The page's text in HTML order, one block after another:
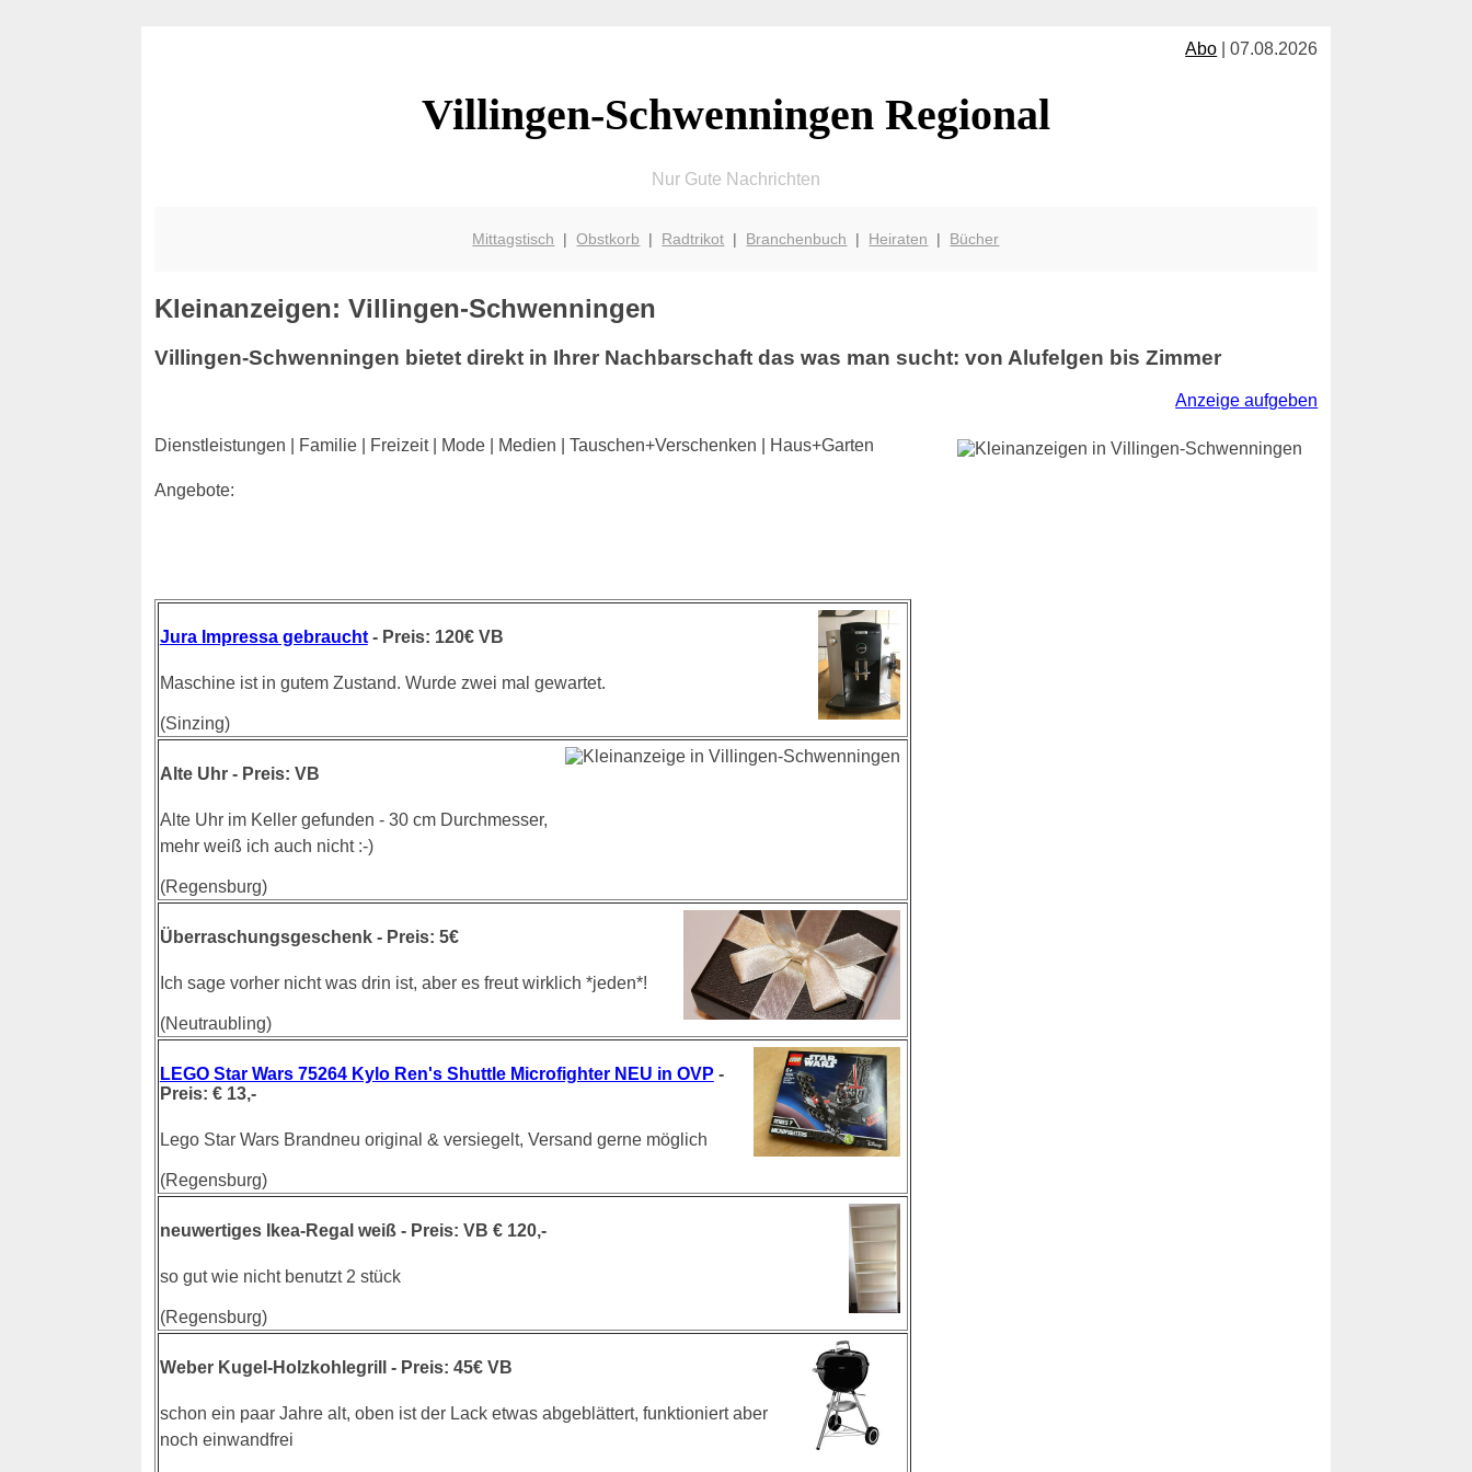
Abo | 07.08.2026
Villingen-Schwenningen Regional
Nur Gute Nachrichten
Mittagstisch |Obstkorb | Radtrikot | Branchenbuch | Heiraten | Bücher
Kleinanzeigen: Villingen-Schwenningen
Villingen-Schwenningen bietet direkt in Ihrer Nachbarschaft das was man sucht: von Alufelgen bis Zimmer
Anzeige aufgeben
Dienstleistungen | Familie | Freizeit | Mode | Medien | Tauschen+Verschenken | Haus+Garten
Angebote:
Jura Impressa gebraucht- Preis: 120€ VB
Maschine ist in gutem Zustand. Wurde zwei mal gewartet.
(Sinzing)
Alte Uhr - Preis: VB
Alte Uhr im Keller gefunden - 30 cm Durchmesser,
mehr weiß ich auch nicht :-)
(Regensburg)
Überraschungsgeschenk - Preis: 5€
Ich sage vorher nicht was drin ist, aber es freut wirklich *jeden*!
(Neutraubling)
LEGO Star Wars 75264 Kylo Ren's Shuttle Microfighter NEU in OVP -
Preis: € 13,-
Lego Star Wars Brandneu original & versiegelt, Versand gerne möglich
(Regensburg)
neuwertiges Ikea-Regal weiß - Preis: VB € 120,-
so gut wie nicht benutzt 2 stück
(Regensburg)
Weber Kugel-Holzkohlegrill - Preis: 45€ VB
schon ein paar Jahre alt, oben ist der Lack etwas abgeblättert, funktioniert aber
noch einwandfrei